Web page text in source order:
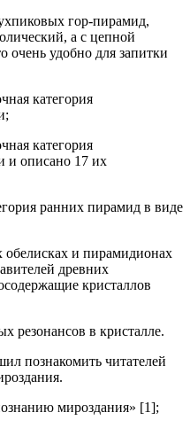
гор-пирамид,
а с цепной
удобно для запитки
категория
категория
и описано 17 их
ранних пирамид в виде
и пирамидионах
древних
кристаллов
резонансов в кристалле.
познакомить читателей
мироздания» [1];